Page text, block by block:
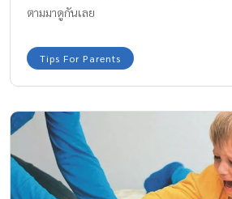
ตามมาดูกันเลย
Tips For Parents